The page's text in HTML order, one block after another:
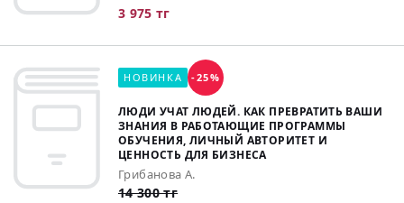
3 975 тг
НОВИНКА -25%
ЛЮДИ УЧАТ ЛЮДЕЙ. КАК ПРЕВРАТИТЬ ВАШИ
ЗНАНИЯ В РАБОТАЮЩИЕ ПРОГРАММЫ
ОБУЧЕНИЯ, ЛИЧНЫЙ АВТОРИТЕТ И
ЦЕННОСТЬ ДЛЯ БИЗНЕСА
Грибанова А.
14 300 тг